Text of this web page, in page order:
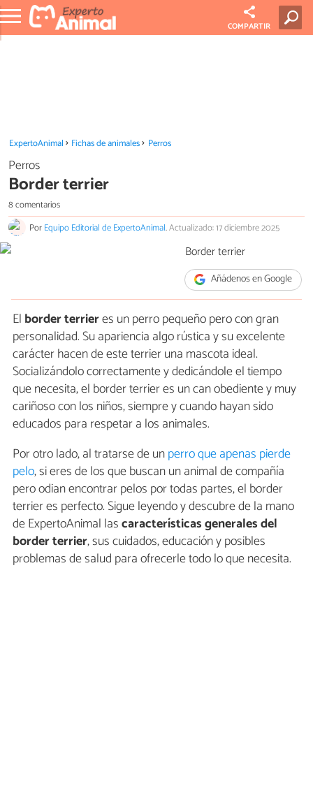
COMPARTIR
ExpertoAnimal Fichas de animales Perros
Perros
Border terrier
8 comentarios
PorEquipo Editorial de ExpertoAnimal.Actualizado: 17 diciembre 2025
Añádenos en Google
El border terrieres un perro pequeño pero con gran
personalidad. Su apariencia algo rústica y su excelente
carácter hacen de este terrier una mascota ideal.
Socializándolo correctamente y dedicándole el tiempo
que necesita, el border terrier es un can obediente y muy
cariñoso con los niños, siempre y cuando hayan sido
educados para respetar a los animales.
Por otro lado, al tratarse de unperro que apenas pierde
pelo, si eres de los que buscan un animal de compañía
pero odian encontrar pelos por todas partes, el border
terrier es perfecto. Sigue leyendo y descubre de la mano
de ExpertoAnimal lascaracterísticas generales del
border terrier, sus cuidados, educación y posibles
problemas de salud para ofrecerle todo lo que necesita.